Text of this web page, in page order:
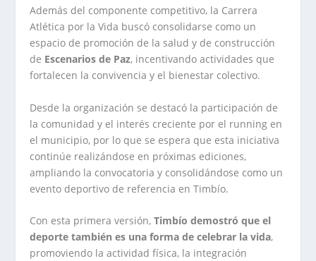
Además del componente competitivo, la Carrera
Atlética por la Vida buscó consolidarse como un
espacio de promoción de la salud y de construcción
de Escenarios de Paz, incentivando actividades que
fortalecen la convivencia y el bienestar colectivo.
Desde la organización se destacó la participación de
la comunidad y el interés creciente por el running en
el municipio, por lo que se espera que esta iniciativa
continúe realizándose en próximas ediciones,
ampliando la convocatoria y consolidándose como un
evento deportivo de referencia en Timbío.
Con esta primera versión,Timbío demostró que el
deporte también es una forma de celebrar la vida,
promoviendo la actividad física, la integración